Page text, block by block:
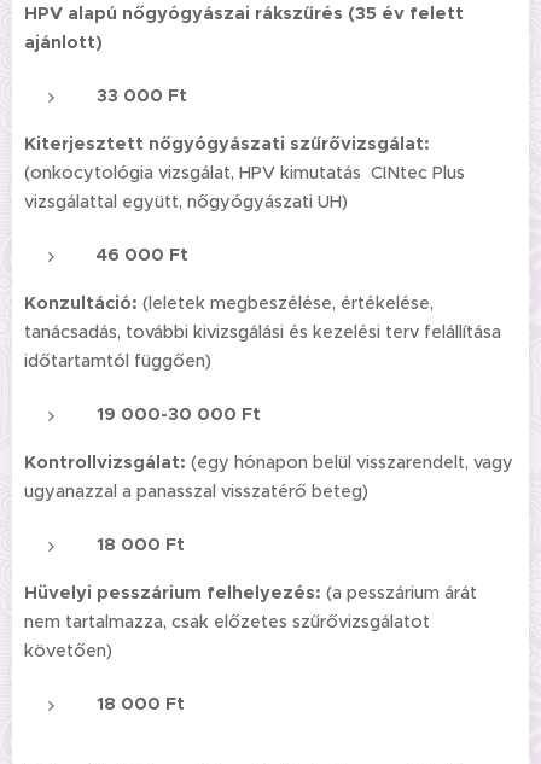
HPV alapú nőgyógyászai rákszűrés (35 év felett
ajánlott)
33 000 Ft
Kiterjesztett nőgyógyászati szűrővizsgálat:
(onkocytológia vizsgálat, HPV kimutatás CINtec Plus
vizsgálattal együtt, nőgyógyászati UH)
46 000 Ft
Konzultáció: (leletek megbeszélése, értékelése,
tanácsadás, további kivizsgálási és kezelési terv felállítása
időtartamtól függően)
19 000-30 000 Ft
Kontrollvizsgálat: (egy hónapon belül visszarendelt, vagy
ugyanazzal a panasszal visszatérő beteg)
18 000 Ft
Hüvelyi pesszárium felhelyezés: (a pesszárium árát
nem tartalmazza, csak előzetes szűrővizsgálatot
követően)
18 000 Ft